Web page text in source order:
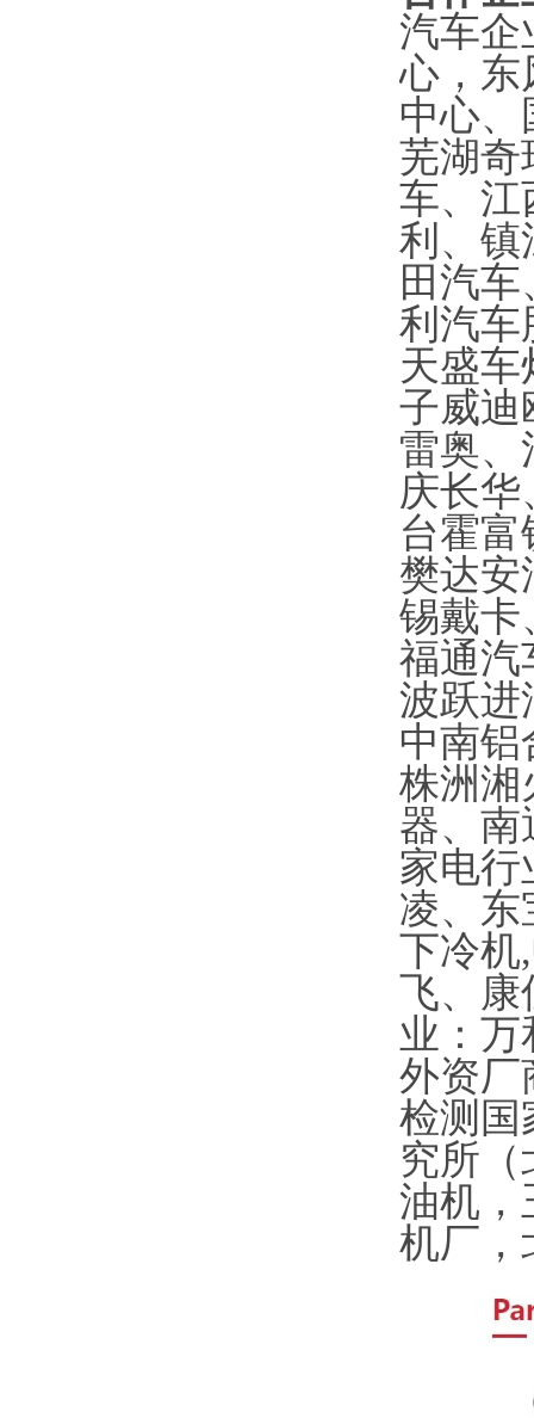
汽车企
心，东
中心、
芜湖奇
车、江
利、镇
田汽
利汽车
天盛车
子威迪
雷奥、
庆长华
台霍
樊达安
锡戴卡
福通汽
波跃进
中南铝
株洲湘
器、南
家电行
凌、东
下冷机
飞、康
业：万
外资厂
检测国
究所（
油机，
机厂，